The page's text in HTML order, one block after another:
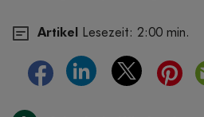
Artikel Lesezeit: 2:00 min.